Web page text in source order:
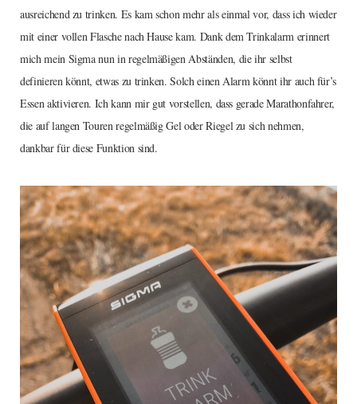
ausreichend zu trinken. Es kam schon mehr als einmal vor, dass ich wieder
mit einer vollen Flasche nach Hause kam. Dank dem Trinkalarm erinnert
mich mein Sigma nun in regelmäßigen Abständen, die ihr selbst
definieren könnt, etwas zu trinken. Solch einen Alarm könnt ihr auch für’s
Essen aktivieren. Ich kann mir gut vorstellen, dass gerade Marathonfahrer,
die auf langen Touren regelmäßig Gel oder Riegel zu sich nehmen,
dankbar für diese Funktion sind.